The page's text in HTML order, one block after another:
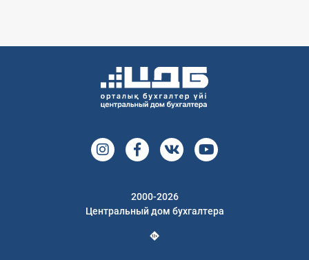
2000-2026
Центральный дом бухгалтера